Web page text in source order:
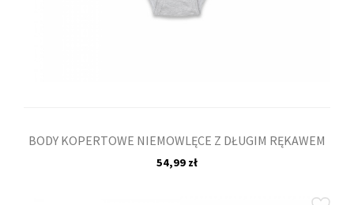
BODY KOPERTOWE NIEMOWLĘCE Z DŁUGIM RĘKAWEM
54,99 zł